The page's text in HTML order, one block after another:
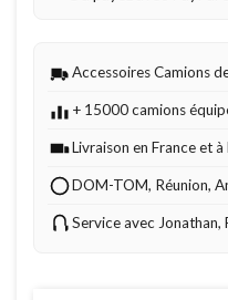
Accessoires Camions
+ 15000 camions
Livraison en France et
DOM-TOM, Réunion,
Service avec Jonathan,